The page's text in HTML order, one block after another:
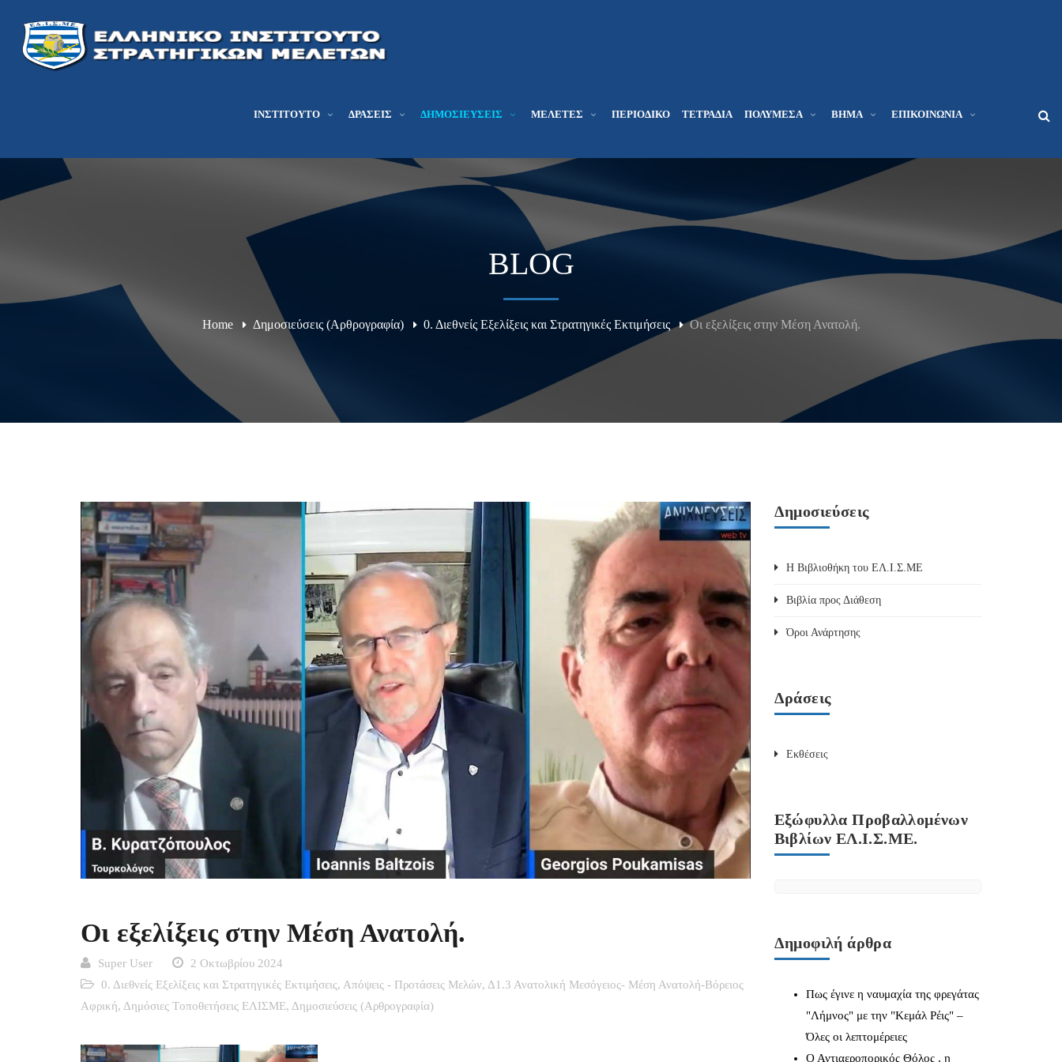
ΙΝΣΤΙΤΟΎΤΟ ΔΡΆΣΕΙΣ ΔΗΜΟΣΙΕΎΣΕΙΣ ΜΕΛΕΤΕΣ ΠΕΡΙΟΔΙΚΌ ΤΕΤΡΆΔΙΑ ΠΟΛΥΜΈΣΑ ΒΉΜΑ ΕΠΙΚΟΙΝΩΝΊΑ
BLOG
Home Δημοσιεύσεις (Αρθρογραφία) 0. Διεθνείς Εξελίξεις και Στρατηγικές Εκτιμήσεις Οι εξελίξεις στην Μέση Ανατολή.
Οι εξελίξεις στην Μέση Ανατολή.
Super User
2 Οκτωβρίου 2024
0. Διεθνείς Εξελίξεις και Στρατηγικές Εκτιμήσεις, Απόψεις - Προτάσεις Μελών, Δ1.3 Ανατολική Μεσόγειος- Μέση Ανατολή-Βόρειος
Αφρική, Δημόσιες Tοποθετήσεις ΕΛΙΣΜΕ, Δημοσιεύσεις (Αρθρογραφία)
Δημοσιεύσεις
Η Βιβλιοθήκη του ΕΛ.Ι.Σ.ΜΕ
Βιβλία προς Διάθεση
Όροι Ανάρτησης
Δράσεις
Εκθέσεις
Εξώφυλλα Προβαλλομένων
Βιβλίων ΕΛ.Ι.Σ.ΜΕ.
Δημοφιλή άρθρα
Πως έγινε η ναυμαχία της φρεγάτας
"Λήμνος" με την "Κεμάλ Ρέις" –
Όλες οι λεπτομέρειες
Ο Αντιαεροπορικός Θόλος , η